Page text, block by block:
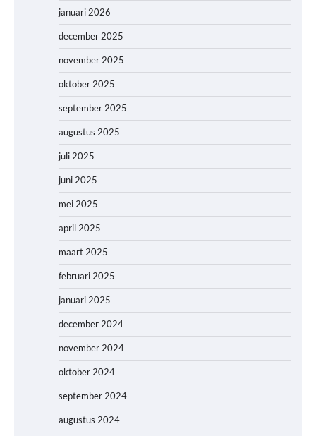
januari 2026
december 2025
november 2025
oktober 2025
september 2025
augustus 2025
juli 2025
juni 2025
mei 2025
april 2025
maart 2025
februari 2025
januari 2025
december 2024
november 2024
oktober 2024
september 2024
augustus 2024